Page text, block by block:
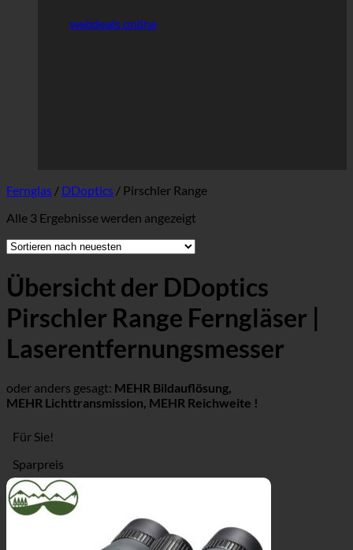
webdeals online
Fernglas / DDoptics / Pirschler Range
Alle 3 Ergebnisse werden angezeigt
Übersicht der DDoptics
Pirschler Range Ferngläser |
Laserentfernungsmesser
oder anders gesagt: MEHR Bildauflösung,
MEHR Lichttransmission, MEHR Reichweite !
Für Sie!
Sparpreis